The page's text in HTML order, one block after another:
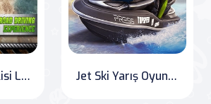
Tırmanma Delisi Lüks Prado Simülasyon Oyunu 3D Jet Ski Yarış Oyunları: Su Teknesi Çılgınlığı